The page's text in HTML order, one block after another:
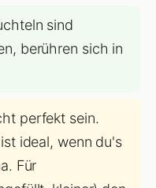
sind
berühren sich in
perfekt sein.
ideal, wenn du's
Für